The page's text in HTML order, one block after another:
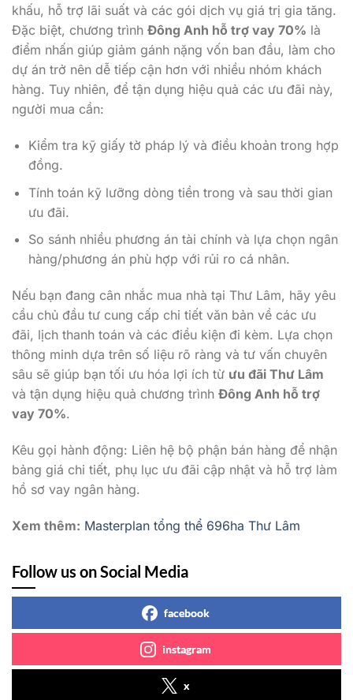
khấu, hỗ trợ lãi suất và các gói dịch vụ giá trị gia tăng.
Đặc biệt, chương trình Đông Anh hỗ trợ vay 70% là
điểm nhấn giúp giảm gánh nặng vốn ban đầu, làm cho
dự án trở nên dễ tiếp cận hơn với nhiều nhóm khách
hàng. Tuy nhiên, để tận dụng hiệu quả các ưu đãi này,
người mua cần:
Kiểm tra kỹ giấy tờ pháp lý và điều khoản trong hợp
đồng.
Tính toán kỹ lưỡng dòng tiền trong và sau thời gian
ưu đãi.
So sánh nhiều phương án tài chính và lựa chọn ngân
hàng/phương án phù hợp với rủi ro cá nhân.
Nếu bạn đang cân nhắc mua nhà tại Thư Lâm, hãy yêu
cầu chủ đầu tư cung cấp chi tiết văn bản về các ưu
đãi, lịch thanh toán và các điều kiện đi kèm. Lựa chọn
thông minh dựa trên số liệu rõ ràng và tư vấn chuyên
sâu sẽ giúp bạn tối ưu hóa lợi ích từ ưu đãi Thư Lâm
và tận dụng hiệu quả chương trình Đông Anh hỗ trợ
vay 70%.
Kêu gọi hành động: Liên hệ bộ phận bán hàng để nhận
bảng giá chi tiết, phụ lục ưu đãi cập nhật và hỗ trợ làm
hồ sơ vay ngân hàng.
Xem thêm: Masterplan tổng thể 696ha Thư Lâm
Follow us on Social Media
facebook
instagram
x